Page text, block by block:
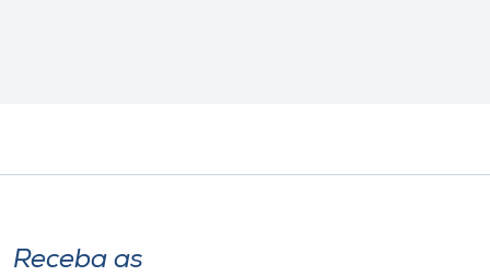
Receba as